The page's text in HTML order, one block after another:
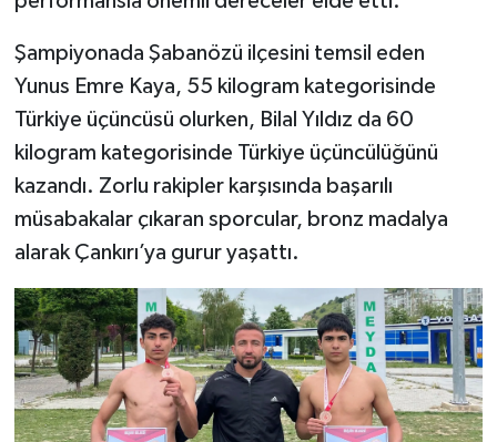
Şampiyonada Şabanözü ilçesini temsil eden
Yunus Emre Kaya, 55 kilogram kategorisinde
Türkiye üçüncüsü olurken, Bilal Yıldız da 60
kilogram kategorisinde Türkiye üçüncülüğünü
kazandı. Zorlu rakipler karşısında başarılı
müsabakalar çıkaran sporcular, bronz madalya
alarak Çankırı’ya gurur yaşattı.